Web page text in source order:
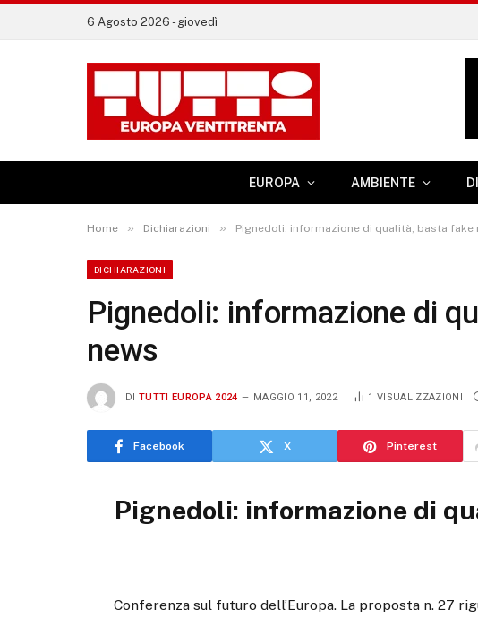
6 Agosto 2026 - giovedì
EUROPA AMBIENTE
Home » Dichiarazioni » Pignedoli: informazione di qualità, basta fake
DICHIARAZIONI
Pignedoli: informazione di
news
DI TUTTI EUROPA 2024 MAGGIO 11, 2022 1 VISUALIZZAZIONI
Facebook X Pinterest
Pignedoli: informazione di
Conferenza sul futuro dell’Europa. La proposta n. 27